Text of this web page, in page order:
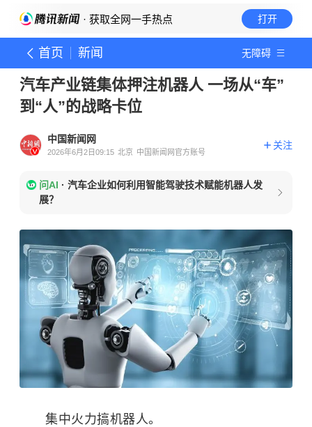
· 获取全网一手热点 打开
首页 新闻 无障碍
汽车产业链集体押注机器人 一场从“车”
到“人”的战略卡位
中国新闻网
2026年6月2日09:15 北京 中国新闻网官方账号
关注
问AI · 汽车企业如何利用智能驾驶技术赋能机器人发
展？
集中火力搞机器人。